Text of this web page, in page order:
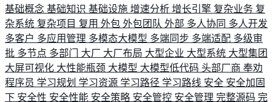
基础概念 基础知识 基础设施 增速分析 增长引擎 复杂业务 复
杂系统 复杂项目 复用 外包 外包团队 外部 多人协同 多人开发
多客户 多应用管理 多模态大模型 多端同步 多端适配 多级审
批 多节点 多部门 大厂 大厂布局 大型企业 大型系统 大型集团
大屏可视化 大性能瓶颈 大模型 大模型低代码 头部厂商 奉劝
程序员 学习规划 学习资源 学习路径 学习路线 安全 安全加固
下 安全性 安全性能 安全策略 安全管控 安全管理 完整源码 完